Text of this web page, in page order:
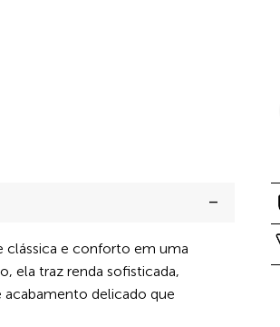
clássica e conforto em uma
ela traz renda sofisticada,
acabamento delicado que